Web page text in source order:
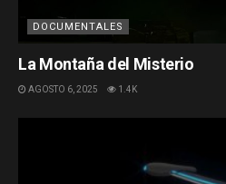
DOCUMENTALES
La Montaña del Misterio
AGOSTO 6, 2025 1.4K